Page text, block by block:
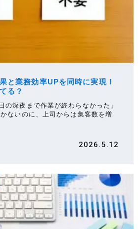
と業務効率UPを同時に実現！
る？
の深夜まで作業が終わらなかった」
ないのに、上司からは集客数を増
2026.5.12